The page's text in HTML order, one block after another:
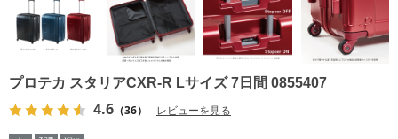
プロテカ スタリアCXR-R Lサイズ 7日間 0855407
4.6 （36） レビューを見る